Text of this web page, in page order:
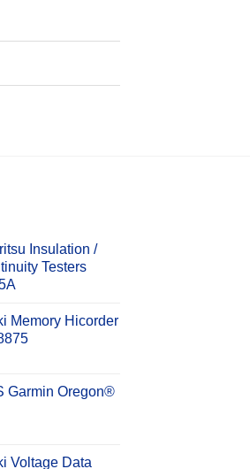
Insulation /
Testers
Memory Hicorder
Garmin Oregon®
Voltage Data